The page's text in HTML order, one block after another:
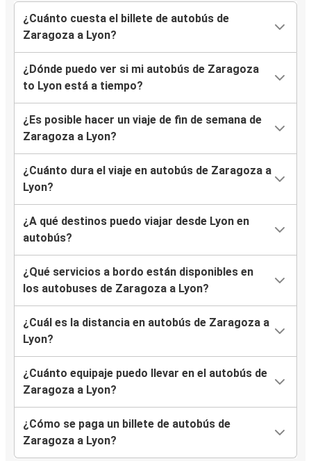
¿Cuánto cuesta el billete de autobús de
Zaragoza a Lyon?
¿Dónde puedo ver si mi autobús de Zaragoza
to Lyon está a tiempo?
¿Es posible hacer un viaje de fin de semana de
Zaragoza a Lyon?
¿Cuánto dura el viaje en autobús de Zaragoza a
Lyon?
¿A qué destinos puedo viajar desde Lyon en
autobús?
¿Qué servicios a bordo están disponibles en
los autobuses de Zaragoza a Lyon?
¿Cuál es la distancia en autobús de Zaragoza a
Lyon?
¿Cuánto equipaje puedo llevar en el autobús de
Zaragoza a Lyon?
¿Cómo se paga un billete de autobús de
Zaragoza a Lyon?